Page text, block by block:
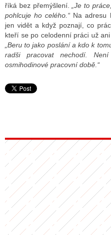
říká bez přemýšlení.
„Je to
pohlcuje ho celého.“ Na adresu
jen vidět a když poznají, co
kteří se po celodenní práci už
„Beru to jako poslání a kdo k
radši pracovat nechodí.
osmihodinové pracovní době.“